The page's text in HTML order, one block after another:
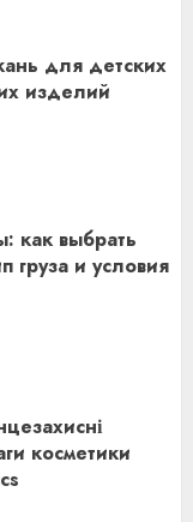
для детских
изделий
как выбрать
груза и условия
косметики